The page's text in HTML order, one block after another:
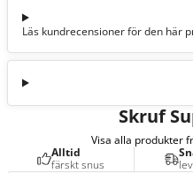
Läs kundrecensioner för den här
Skruf
Visa alla produkter
Alltid
färskt snus